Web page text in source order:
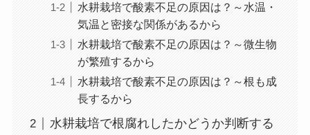
水耕栽培で酸素不足の原因は？～水温・
気温と密接な関係があるから
水耕栽培で酸素不足の原因は？～微生物
が繁殖するから
水耕栽培で酸素不足の原因は？～根も成
長するから
水耕栽培で根腐れしたかどうか判断する